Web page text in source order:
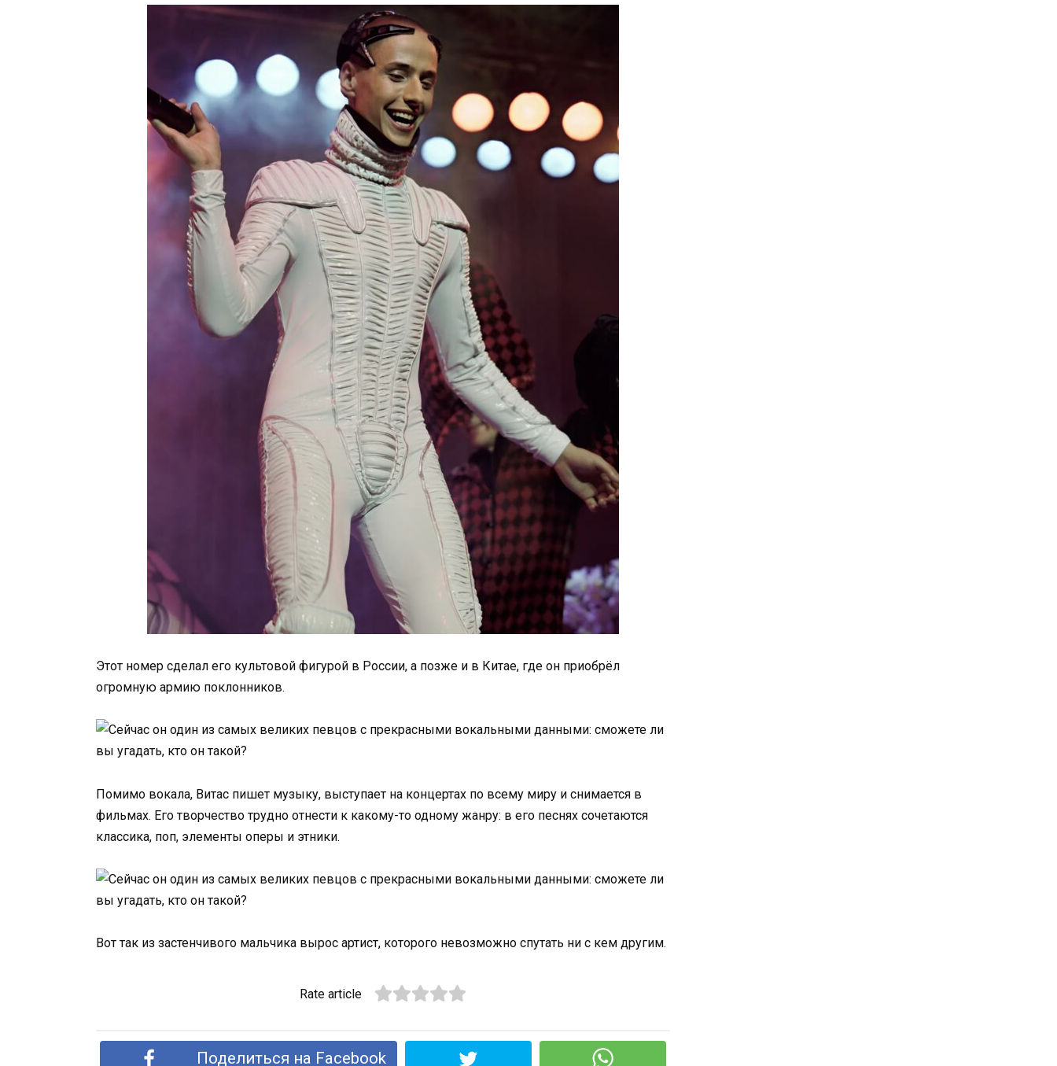
Этот номер сделал его культовой фигурой в России, а позже и в Китае, где он приобрёл
огромную армию поклонников.
Помимо вокала, Витас пишет музыку, выступает на концертах по всему миру и снимается в
фильмах. Его творчество трудно отнести к какому-то одному жанру: в его песнях сочетаются
классика, поп, элементы оперы и этники.
Вот так из застенчивого мальчика вырос артист, которого невозможно спутать ни с кем другим.
Rate article
Поделиться на Facebook